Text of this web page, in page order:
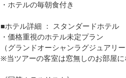
・ホテルの毎朝食付き
■ホテル詳細 ： スタンダードホテル
・価格重視のホテル未定プラン
（グランドオーシャンラグジュアリ
※当ツアーの客室は窓無しのお部屋